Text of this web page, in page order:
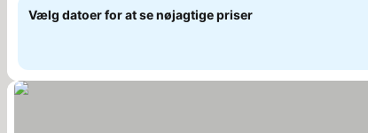
Vælg datoer for at se nøjagtige priser